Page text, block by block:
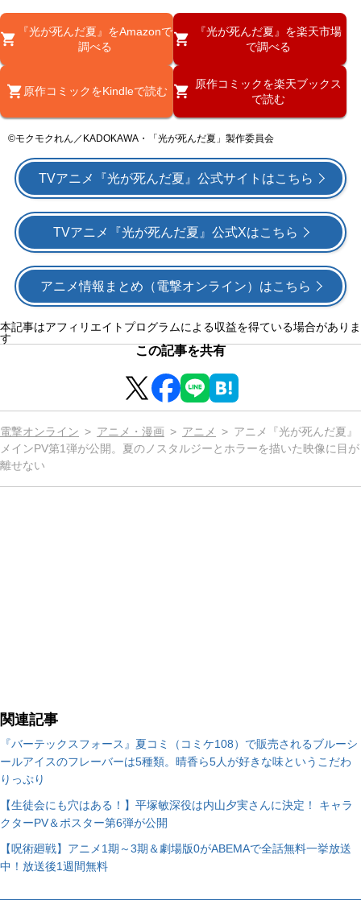
『光が死んだ夏』をAmazonで
調べる
『光が死んだ夏』を楽天市場
で調べる
原作コミックをKindleで読む
原作コミックを楽天ブックス
で読む
©モクモクれん／KADOKAWA・「光が死んだ夏」製作委員会
TVアニメ『光が死んだ夏』公式サイトはこちら
TVアニメ『光が死んだ夏』公式Xはこちら
アニメ情報まとめ（電撃オンライン）はこちら
本記事はアフィリエイトプログラムによる収益を得ている場合がありま
す
この記事を共有
電撃オンライン アニメ・漫画 アニメ
アニメ『光が死んだ夏』
メインPV第1弾が公開。夏のノスタルジーとホラーを描いた映像に目が
離せない
関連記事
『バーテックスフォース』夏コミ（コミケ108）で販売されるブルーシ
ールアイスのフレーバーは5種類。晴香ら5人が好きな味というこだわ
りっぷり
【生徒会にも穴はある！】平塚敏深役は内山夕実さんに決定！ キャラ
クターPV＆ポスター第6弾が公開
【呪術廻戦】アニメ1期～3期＆劇場版0がABEMAで全話無料一挙放送
中！放送後1週間無料